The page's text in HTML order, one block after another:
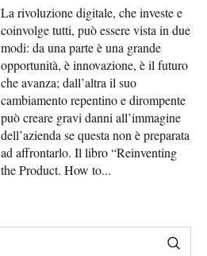
La rivoluzione digitale, che investe e
coinvolge tutti, può essere vista in due
modi: da una parte è una grande
opportunità, è innovazione, è il futuro
che avanza; dall’altra il suo
cambiamento repentino e dirompente
può creare gravi danni all’immagine
dell’azienda se questa non è preparata
ad affrontarlo. Il libro “Reinventing
the Product. How to...